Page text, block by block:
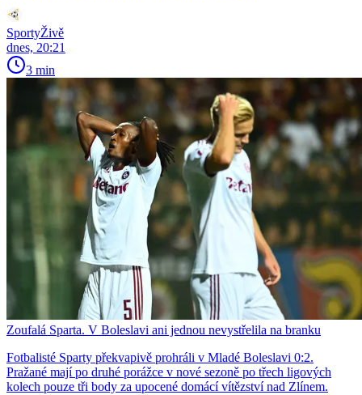
SportyŽivě
dnes, 20:21
3 min
Zoufalá Sparta. V Boleslavi ani jednou nevystřelila na branku
Fotbalisté Sparty překvapivě prohráli v Mladé Boleslavi 0:2.
Pražané mají po druhé porážce v nové sezoně po třech ligových
kolech pouze tři body za upocené domácí vítězství nad Zlínem.